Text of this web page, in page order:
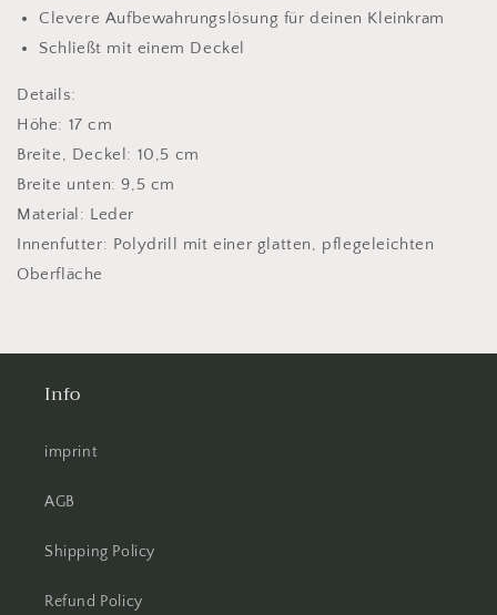
Clevere Aufbewahrungslösung für deinen Kleinkram
Schließt mit einem Deckel
Details:
Höhe: 17 cm
Breite, Deckel: 10,5 cm
Breite unten: 9,5 cm
Material: Leder
Innenfutter: Polydrill mit einer glatten, pflegeleichten
Oberfläche
Info
imprint
AGB
Shipping Policy
Refund Policy